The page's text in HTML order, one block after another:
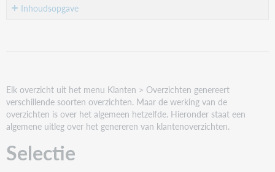
PDFInhoudsopgave
en/of
opslaan
Elk overzicht uit het menu Klanten > Overzichten genereert
verschillende soorten overzichten. Maar de werking van de
overzichten is over het algemeen hetzelfde. Hieronder staat een
algemene uitleg over het genereren van klantenoverzichten.
Selectie